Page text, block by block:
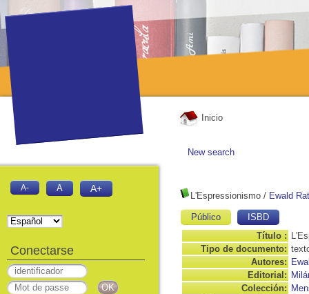
Inicio
New search
L'Espressionismo / Ewald
Público
ISBD
Título :
Tipo de documento:
Autores:
Editorial:
Colección:
A- A A+
Conectarse